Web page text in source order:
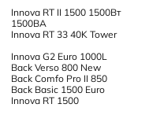
Innova RT II 1500 1500Вт
1500ВА
Innova RT 33 40K Tower
Innova G2 Euro 1000L
Back Verso 800 New
Back Comfo Pro II 850
Back Basic 1500 Euro
Innova RT 1500